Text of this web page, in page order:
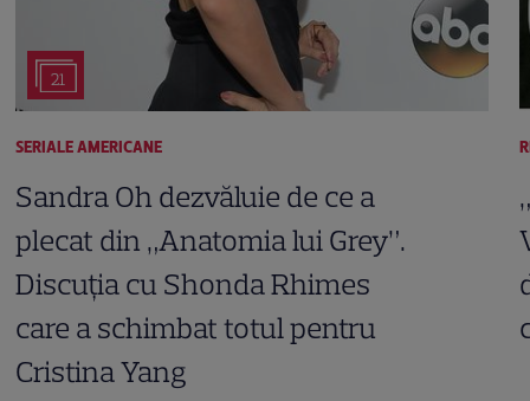
21
SERIALE AMERICANE
Sandra Oh dezvăluie de ce a
plecat din „Anatomia lui Grey”.
Discuția cu Shonda Rhimes
care a schimbat totul pentru
Cristina Yang